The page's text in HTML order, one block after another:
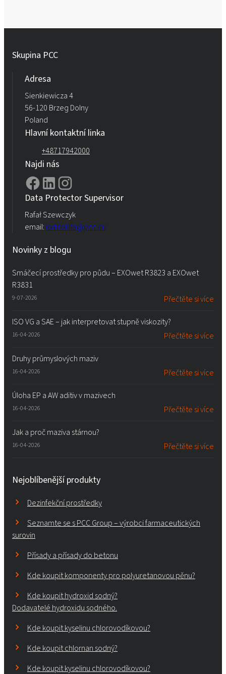
Skupina PCC
Adresa
Sienkiewicza 4
56-120 Brzeg Dolny
Poland
Hlavní kontaktní linka
+48717942000
Najdi nás
Data Protector Supervisor
Rafał Szewczyk
email: iod.rokita@pcc.eu
Novinky z blogu
Smáčecí prostředky pro půdu – EXOwet R3823 a EXOwet
R3831
9-07-2026 Přečtěte si více
ISO VG a SAE – jak interpretovat stupně viskozity?
16-04-2026 Přečtěte si více
Druhy průmyslových maziv
16-04-2026 Přečtěte si více
Úloha EP a AW aditiv v mazivech
16-04-2026 Přečtěte si více
Jak a proč maziva stárnou?
16-04-2026 Přečtěte si více
Nejoblíbenější produkty
Dezinfekční prostředky
Seznamte se s PCC Group – výrobci farmaceutických
surovin
Přísady a přísady do betonu
Kde koupit komponenty pro polyuretanovou pěnu?
Kde koupit hydroxid sodný?
Dodavatelé hydroxidu sodného.
Kde koupit kyselinu chlorovodíkovou?
Kde koupit chlornan sodný?
Kde koupit kyselinu chlorovodíkovou?